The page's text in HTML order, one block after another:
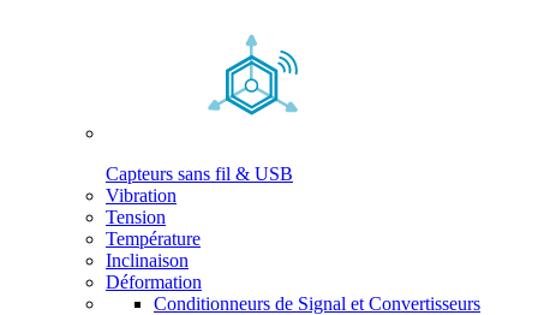
Capteurs sans fil & USB
Vibration
Tension
Température
Inclinaison
Déformation
Conditionneurs de Signal et Convertisseurs